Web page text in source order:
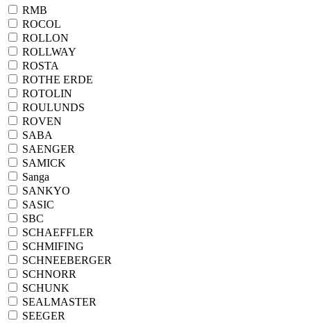
RMB
ROCOL
ROLLON
ROLLWAY
ROSTA
ROTHE ERDE
ROTOLIN
ROULUNDS
ROVEN
SABA
SAENGER
SAMICK
Sanga
SANKYO
SASIC
SBC
SCHAEFFLER
SCHMIFING
SCHNEEBERGER
SCHNORR
SCHUNK
SEALMASTER
SEEGER